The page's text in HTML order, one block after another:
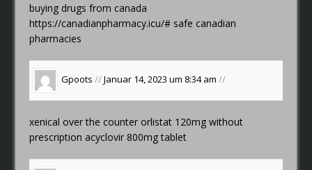
buying drugs from canada
https://canadianpharmacy.icu/# safe canadian
pharmacies
Gpoots //Januar 14, 2023 um 8:34 am//
xenical over the counterorlistat 120mg without
prescription acyclovir 800mg tablet